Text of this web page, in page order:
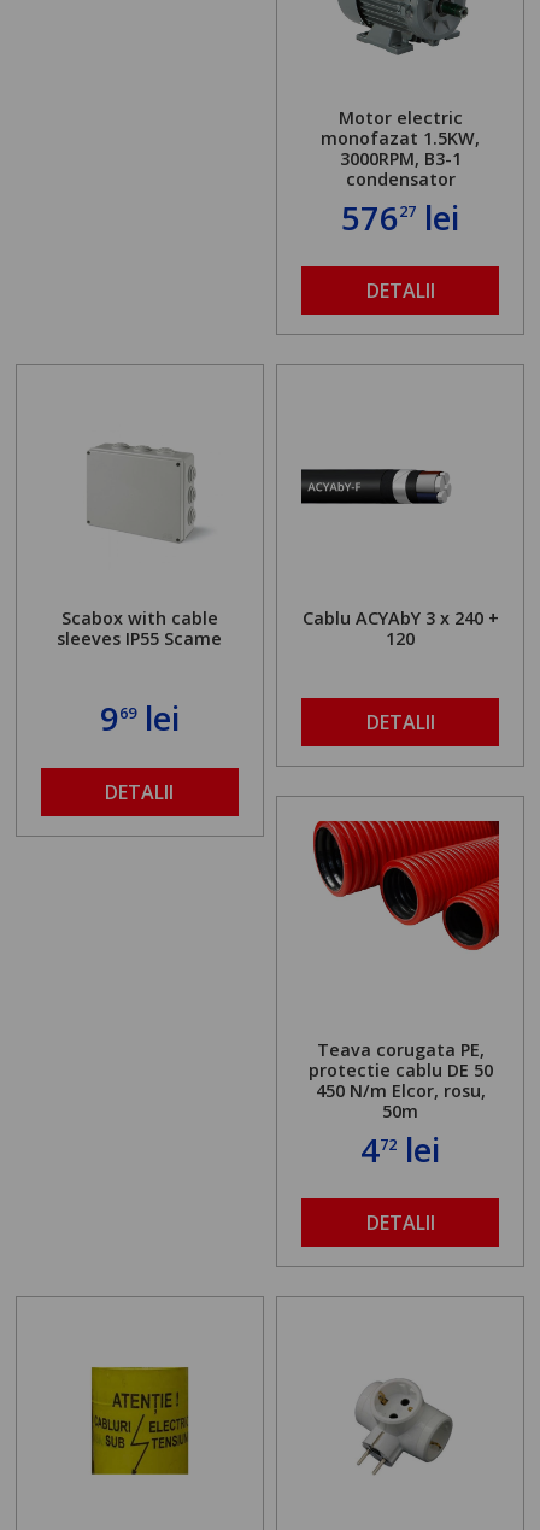
Motor electric
monofazat 1.5KW,
3000RPM, B3-1
condensator
57627 lei
DETALII
Scabox with cable
sleeves IP55 Scame
969lei
DETALII
Cablu ACYAbY 3 x 240 +
120
DETALII
Teava corugata PE,
protectie cablu DE 50
450 N/m Elcor, rosu,
50m
472 lei
DETALII